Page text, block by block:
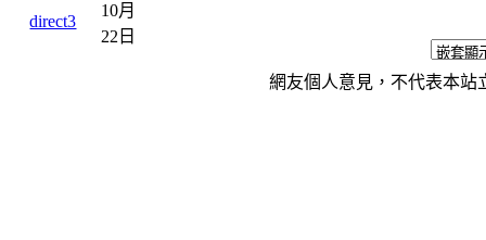
direct3
10月
22日
網友個人意見，不代表本站